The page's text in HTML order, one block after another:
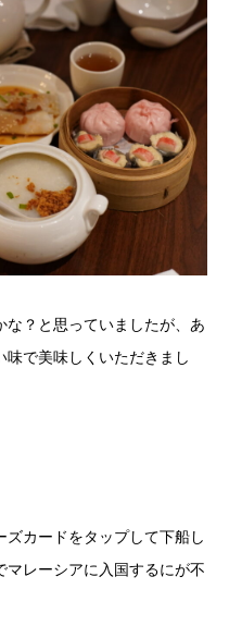
な？と思っていましたが、あ
味で美味しくいただきまし
カードをタップして下船し
マレーシアに入国するにが不